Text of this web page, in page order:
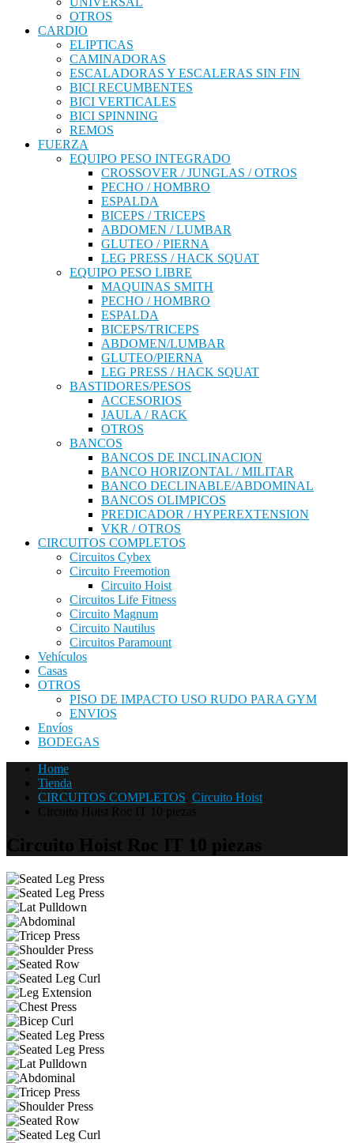
OTROS
CARDIO
ELIPTICAS
CAMINADORAS
ESCALADORAS Y ESCALERAS SIN FIN
BICI RECUMBENTES
BICI VERTICALES
BICI SPINNING
REMOS
FUERZA
EQUIPO PESO INTEGRADO
CROSSOVER / JUNGLAS / OTROS
PECHO / HOMBRO
ESPALDA
BICEPS / TRICEPS
ABDOMEN / LUMBAR
GLUTEO / PIERNA
LEG PRESS / HACK SQUAT
EQUIPO PESO LIBRE
MAQUINAS SMITH
PECHO / HOMBRO
ESPALDA
BICEPS/TRICEPS
ABDOMEN/LUMBAR
GLUTEO/PIERNA
LEG PRESS / HACK SQUAT
BASTIDORES/PESOS
ACCESORIOS
JAULA / RACK
OTROS
BANCOS
BANCOS DE INCLINACION
BANCO HORIZONTAL / MILITAR
BANCO DECLINABLE/ABDOMINAL
BANCOS OLIMPICOS
PREDICADOR / HYPEREXTENSION
VKR / OTROS
CIRCUITOS COMPLETOS
Circuitos Cybex
Circuito Freemotion
Circuito Hoist
Circuitos Life Fitness
Circuito Magnum
Circuito Nautilus
Circuitos Paramount
Vehículos
Casas
OTROS
PISO DE IMPACTO USO RUDO PARA GYM
ENVIOS
Envíos
BODEGAS
Home
Tienda
CIRCUITOS COMPLETOS Circuito Hoist